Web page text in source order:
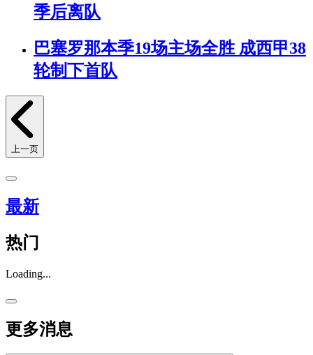
季后离队
巴塞罗那本季19场主场全胜 成西甲38
轮制下首队
上一页
最新
热门
Loading...
更多消息